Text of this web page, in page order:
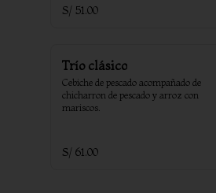
S/ 51.00
Trío clásico
Cebiche de pescado acompañado de
chicharron de pescado y arroz con
mariscos.
S/ 61.00